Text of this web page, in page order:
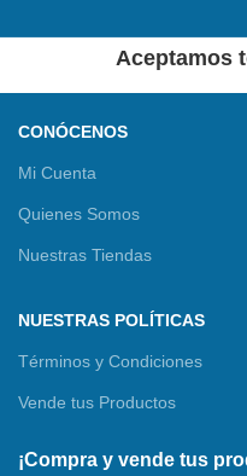
Aceptamos
CONÓCENOS
Mi Cuenta
Quienes Somos
Nuestras Tiendas
NUESTRAS POLÍTICAS
Términos y Condiciones
Vende tus Productos
¡Compra y vende tus